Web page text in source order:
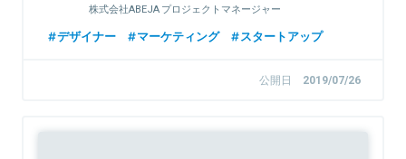
株式会社ABEJA プロジェクトマネージャー
デザイナー マーケティング スタートアップ
公開日 2019/07/26